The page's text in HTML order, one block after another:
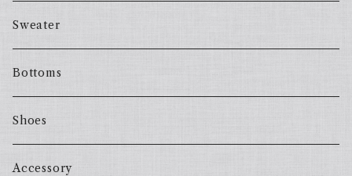
Sweater
Bottoms
Shoes
Accessory